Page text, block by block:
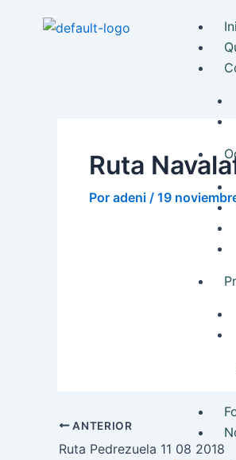
Ruta
Por adeni / 19
de
ANTERIOR
Ruta Pedrezuela 11 08 2018